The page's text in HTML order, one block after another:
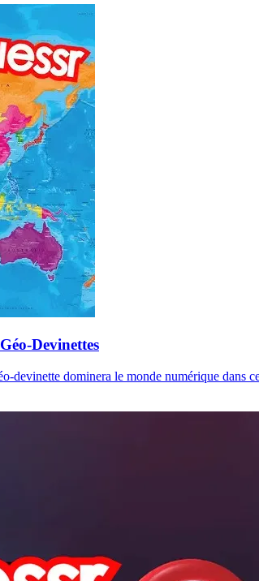
Devinettes
devinette dominera le monde numérique dans